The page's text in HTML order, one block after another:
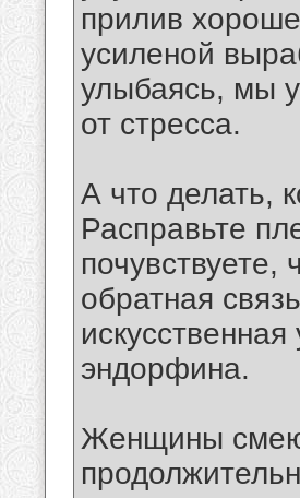
прилив
усиленой
улыбаясь, мы
от стресса.
А что делать,
Расправьте
почувствуете,
обратная
эндорфина.
Женщины